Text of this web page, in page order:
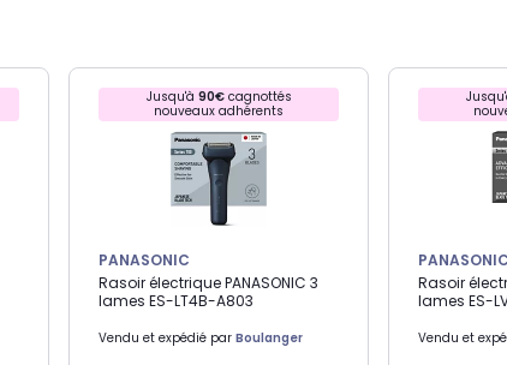
Jusqu'à 90€cagnottés
nouveaux adhérents
PANASONIC
Rasoir électrique PANASONIC 3
lames ES-LT4B-A803
Vendu et expédié par Boulanger
PANASONIC
Rasoir
lames ES-
Vendu et